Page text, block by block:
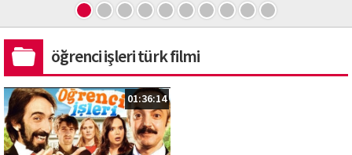
öğrenci işleri türk filmi
01:36:14